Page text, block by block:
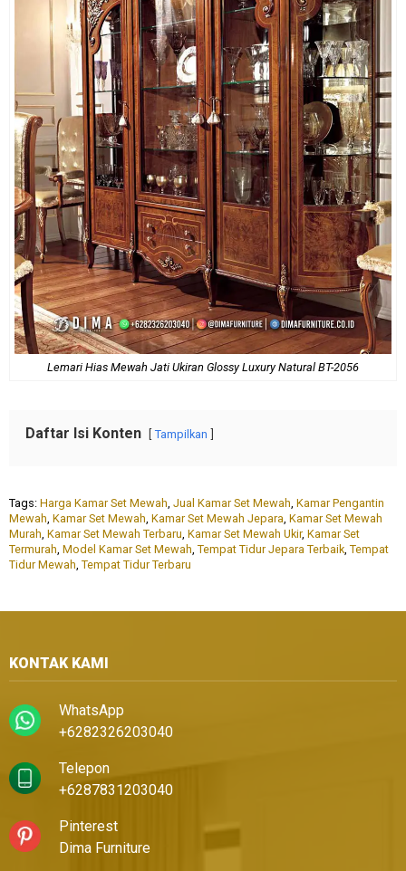
Lemari Hias Mewah Jati Ukiran Glossy Luxury Natural BT-2056
Daftar Isi Konten Tampilkan
Tags: Harga Kamar Set Mewah Jual Kamar Set Mewah Kamar Pengantin
Mewah Kamar Set Mewah Kamar Set Mewah Jepara Kamar Set Mewah
Murah Kamar Set Mewah Terbaru Kamar Set Mewah Ukir, Kamar Set
Termurah Model Kamar Set Mewah Tempat Tidur Jepara Terbaik Tempat
Tidur Mewah Tempat Tidur Terbaru
KONTAK KAMI
WhatsApp
+6282326203040
Telepon
+6287831203040
Pinterest
Dima Furniture